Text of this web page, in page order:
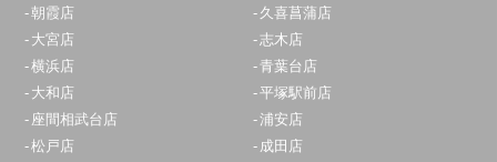
朝霞店
久喜菖蒲店
大宮店
志木店
横浜店
青葉台店
大和店
平塚駅前店
座間相武台店
浦安店
松戸店
成田店